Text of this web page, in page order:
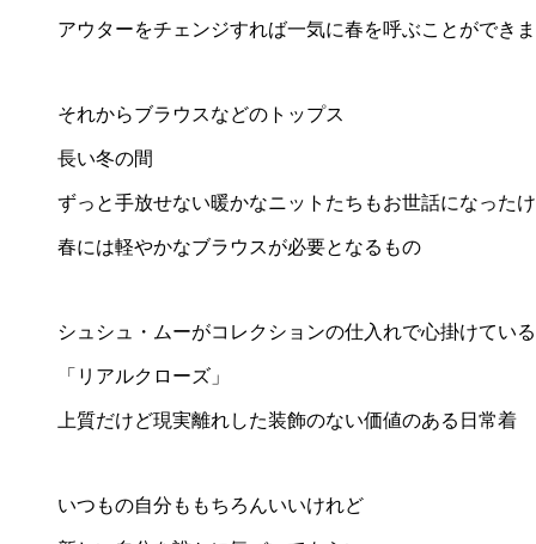
アウターをチェンジすれば一気に春を呼ぶことができ
それからブラウスなどのトップス
長い冬の間
ずっと手放せない暖かなニットたちもお世話になった
春には軽やかなブラウスが必要となるもの
シュシュ・ムーがコレクションの仕入れで心掛けてい
「リアルクローズ」
上質だけど現実離れした装飾のない価値のある日常着
いつもの自分ももちろんいいけれど